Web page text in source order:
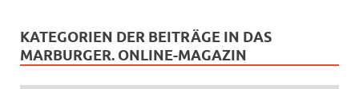
KATEGORIEN DER BEITRÄGE IN DAS
MARBURGER. ONLINE-MAGAZIN